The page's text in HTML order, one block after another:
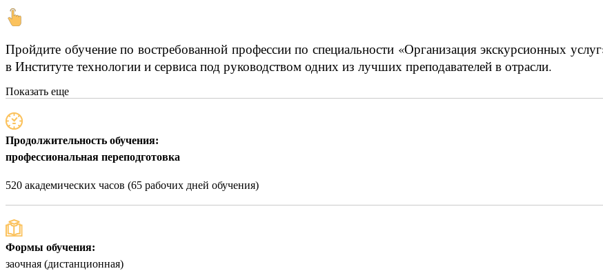
Пройдите обучение по востребованной профессии по специальности «Организация экскурсионных
в Институте технологии и сервиса под руководством одних из лучших преподавателей в отрасли.
Показать еще
Продолжительность обучения:
профессиональная переподготовка
520 академических часов (65 рабочих дней обучения)
Формы обучения:
заочная (дистанционная)